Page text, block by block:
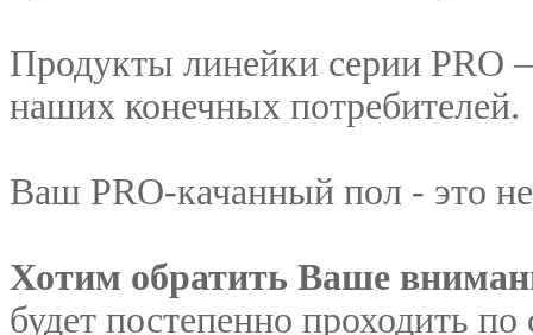
Продукты линейки серии PRO
наших конечных потребителей.
Ваш PRO-качанный пол - это
Хотим обратить Ваше
будет постепенно проходить